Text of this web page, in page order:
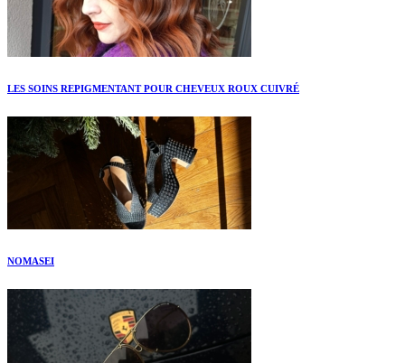
LES SOINS REPIGMENTANT POUR CHEVEUX ROUX CUIVRÉ
NOMASEI